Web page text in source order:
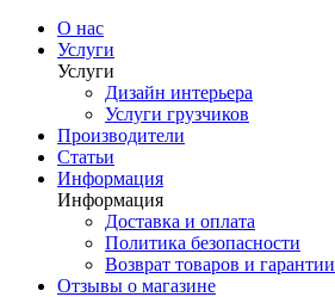
О нас
Услуги
Услуги
Дизайн интерьера
Услуги грузчиков
Производители
Статьи
Информация
Информация
Доставка и оплата
Политика безопасности
Возврат товаров и гарантии
Отзывы о магазине